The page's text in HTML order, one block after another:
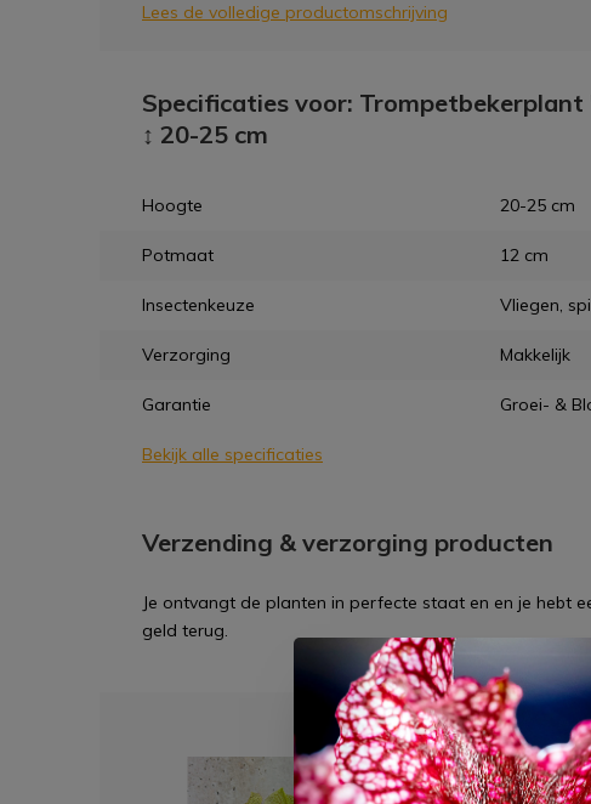
Lees de volledige productomschrijving
Specificaties voor:
↕ 20-25 cm
Hoogte 20-25 cm
Potmaat 12 cm
Insectenkeuze Vliegen,
Verzorging Makkelijk
Garantie Groei- &
Bekijk alle specificaties
Verzending & verzorging producten
Je ontvangt de planten in perfecte staat en en je hebt
geld terug.
Dit